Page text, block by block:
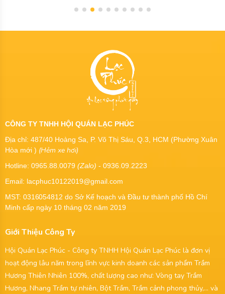
CÔNG TY TNHH HỘI QUÁN LẠC PHÚC
Địa chỉ: 487/40 Hoàng Sa, P. Võ Thị Sáu, Q.3, HCM (Phường Xuân
Hòa mới ) (Hẻm xe hơi)
Hotline: 0965.88.0079 (Zalo) - 0936.09.2223
Email: lacphuc10122019@gmail.com
MST: 0316054812 do Sở Kế hoạch và Đầu tư thành phố Hồ Chí
Minh cấp ngày 10 tháng 02 năm 2019
Giới Thiệu Công Ty
Hội Quán Lạc Phúc - Công ty TNHH Hội Quán Lạc Phúc là đơn vị
hoạt động lâu năm trong lĩnh vực kinh doanh các sản phẩm Trầm
Hương Thiên Nhiên 100%, chất lượng cao như: Vòng tay Trầm
Hương, Nhang Trầm tự nhiên, Bột Trầm, Trầm cảnh phong thủy,... và